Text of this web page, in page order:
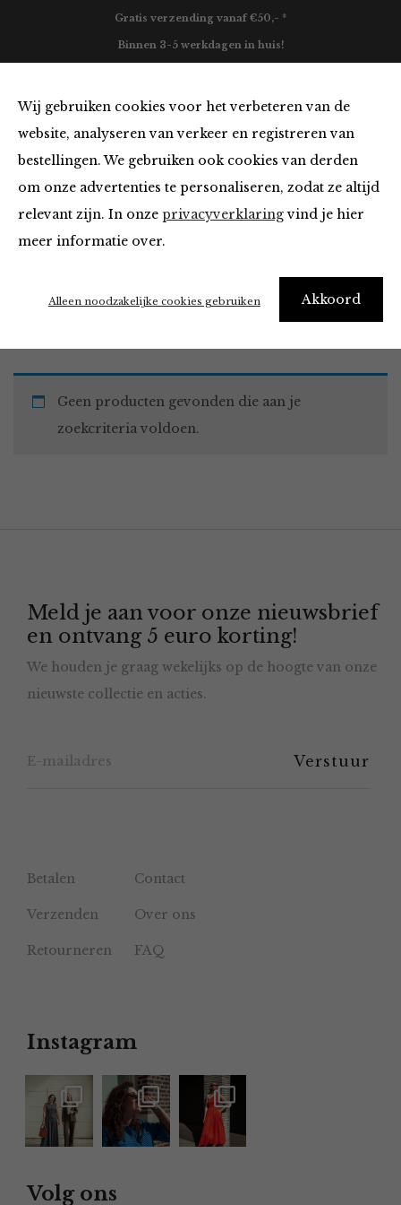
Wij gebruiken cookies voor het verbeteren van de
website, analyseren van verkeer en registreren van
bestellingen. We gebruiken ook cookies van derden
om onze advertenties te personaliseren, zodat ze altijd
relevant zijn. In onze privacyverklaringvind je hier
meer informatie over.
Akkoord
Alleen noodzakelijke cookies gebruiken
Gratis verzending vanaf €50,- *
Binnen 3-5 werkdagen in huis!
Must Haves
Home Winkel Accessoires Must Haves
Geen producten gevonden die aan je
zoekcriteria voldoen.
Meld je aan voor onze nieuwsbrief
en ontvang 5 euro korting!
We houden je graag wekelijks op de hoogte van onze
nieuwste collectie en acties.
Betalen Contact
Verzenden Over ons
Retourneren FAQ
Instagram
Volg ons